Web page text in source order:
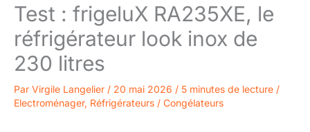
Test : frigeluX RA235XE, le
réfrigérateur look inox de
230 litres
Par Virgile Langelier / 20 mai 2026 / 5 minutes de lecture /
Electroménager, Réfrigérateurs / Congélateurs